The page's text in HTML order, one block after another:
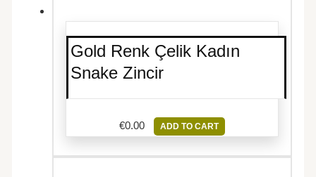
Gold Renk Çelik Kadın
Snake Zincir
€0.00 ADD TO CART